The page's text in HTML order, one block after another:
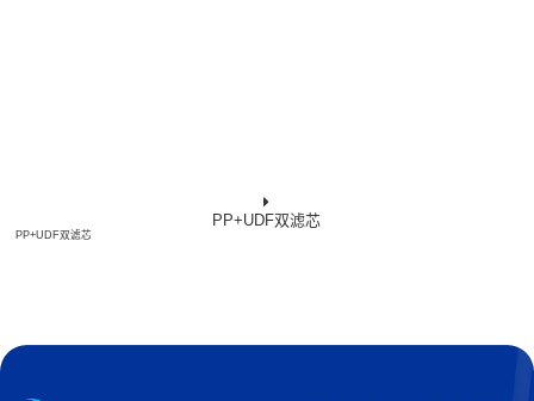
PP+UDF双滤芯
PP+UDF双滤芯